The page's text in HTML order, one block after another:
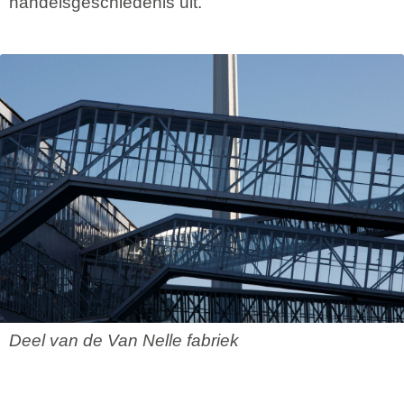
Deel van de Van Nelle fabriek